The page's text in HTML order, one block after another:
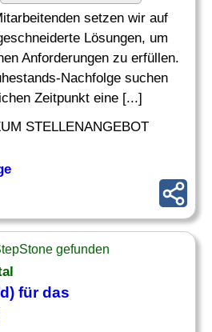
setzen wir auf
Lösungen, um
Anforderungen zu erfüllen.
Nachfolge suchen
Zeitpunkt eine [...]
STELLENANGEBOT
gefunden
für das